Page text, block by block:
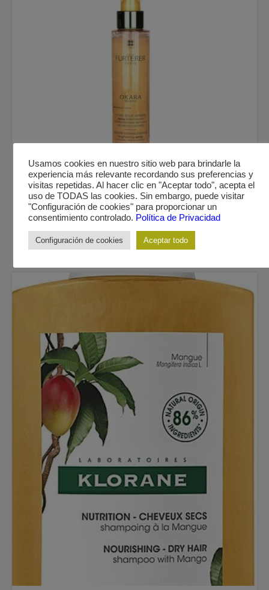
CAPILAR
RENE FURTERER OKARA ACTIV LIGHT CUIDADO
ACTIVADOR DE LA LUZ 150 ML
19,20€
AÑADIR AL CARRITO
Usamos cookies en nuestro sitio web para brindarle la
experiencia más relevante recordando sus preferencias y
visitas repetidas. Al hacer clic en "Aceptar todo", acepta el
uso de TODAS las cookies. Sin embargo, puede visitar
"Configuración de cookies" para proporcionar un
consentimiento controlado. Política de Privacidad
Configuración de cookies Aceptar todo